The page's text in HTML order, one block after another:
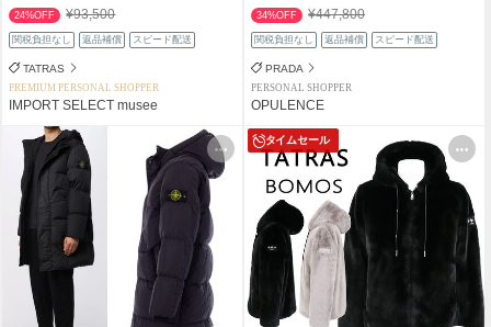
24%OFF ¥93,500
関税負担なし 返品補償 スピード配送
TATRAS
PREMIUM PERSONAL SHOPPER
IMPORT SELECT musee
34%OFF ¥447,800
関税負担なし 返品補償 スピード配送
PRADA
PERSONAL SHOPPER
OPULENCE
タイムセール